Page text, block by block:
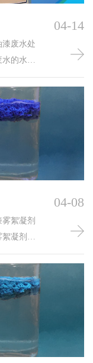
废水处
的水质
条件下，
照成一
04-14
絮凝剂
凝剂选
会影响漆
油性漆
产品，不
同，所
们可以
04-08